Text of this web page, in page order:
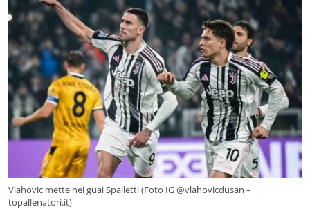
Vlahovic mette nei guai Spalletti (Foto IG @vlahovicdusan –
topallenatori.it)